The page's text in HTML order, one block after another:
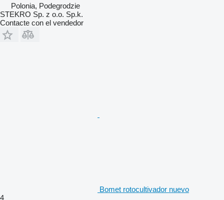
Polonia, Podegrodzie
STEKRO Sp. z o.o. Sp.k.
Contacte con el vendedor
Bomet rotocultivador nuevo
4